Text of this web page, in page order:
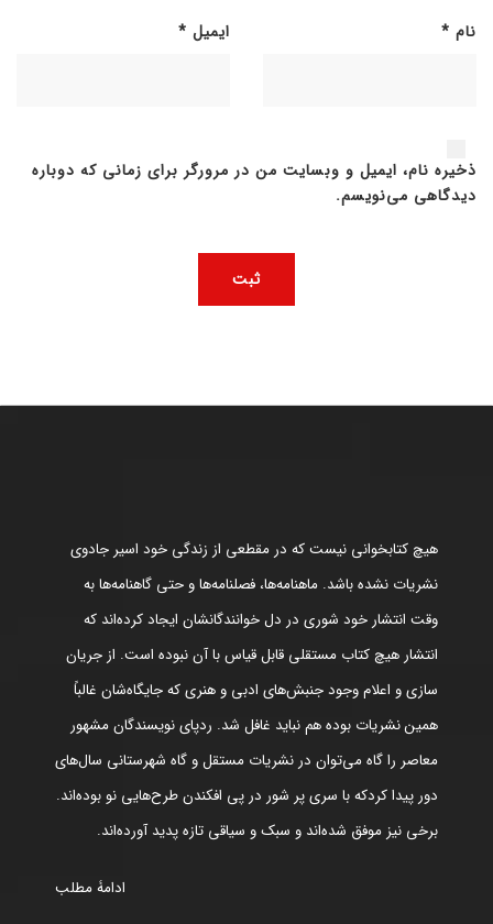
نام * ایمیل *
ذخیره نام، ایمیل و وبسایت من در مرورگر برای زمانی که دوباره
دیدگاهی می‌نویسم.
هیچ کتابخوانی نیست که در مقطعی از زندگی خود اسیر جادوی
نشریات نشده باشد. ماهنامه‌ها، فصلنامه‌ها و حتی گاهنامه‌ها به
وقت انتشار خود شوری در دل خوانندگانشان ایجاد کرده‌اند که
انتشار هیچ کتاب مستقلی قابل قیاس با آن نبوده است. از جریان
سازی و اعلام وجود جنبش‌های ادبی و هنری که جایگاه‌شان غالباً
همین نشریات بوده هم نباید غافل شد. ردپای نویسندگان مشهور
معاصر را گاه می‌توان در نشریات مستقل و گاه شهرستانی سال‌های
دور پیدا کردکه با سری پر شور در پی افکندن طرح‌هایی نو بوده‌اند.
برخی نیز موفق شده‌اند و سبک و سیاقی تازه پدید آورده‌اند.
ادامۀ مطلب